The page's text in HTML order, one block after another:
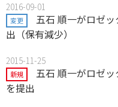
2016-09-01
変更
五石 順一がロゼ
出（保有減少）
2015-11-25
新規
五石 順一がロゼ
を提出